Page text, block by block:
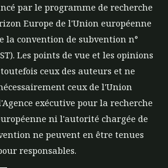
par le programme de recherche
Europe de l'Union européenne
la convention de subvention n°
Les points de vue et les opinions
ceux des auteurs et ne
ceux de l'Union
exécutive pour la recherche
ni l'autorité chargée de
ne peuvent en être tenues
responsables.